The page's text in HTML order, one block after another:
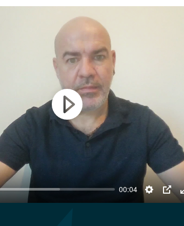
00:04
Settings
PIP
Play